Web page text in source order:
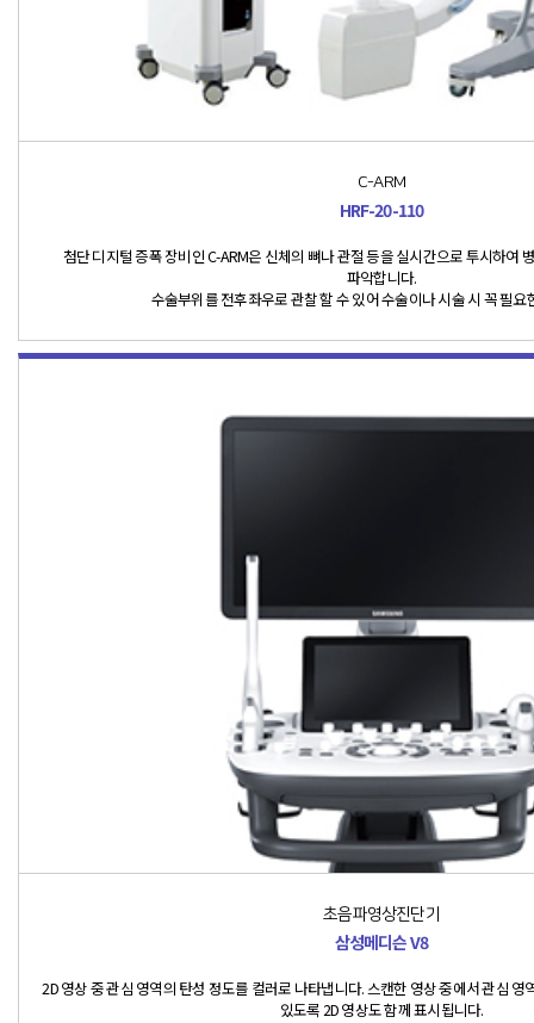
C-ARM
HRF-20-110
첨단 디지털 증폭 장비인 C-ARM은 신체의 뼈나 관절 등을 실시간으로 투시하여
파악합니다.
수술부위를 전후좌우로 관찰 할 수 있어 수술이나 시술 시 꼭 필요
초음파영상진단기
삼성메디슨 V8
2D 영상 중 관심 영역의 탄성 정도를 컬러로 나타냅니다. 스캔한 영상 중에서 관심
있도록 2D 영상도 함께 표시됩니다.